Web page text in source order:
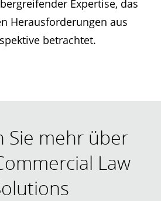
Expertise, das
Herausforderungen aus
betrachtet.
Sie mehr über
Law